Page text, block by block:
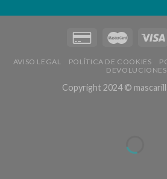
AVISO LEGAL POLÍTICA DE COOKIES
DEVOLUCIONES
Copyright 2024 ©